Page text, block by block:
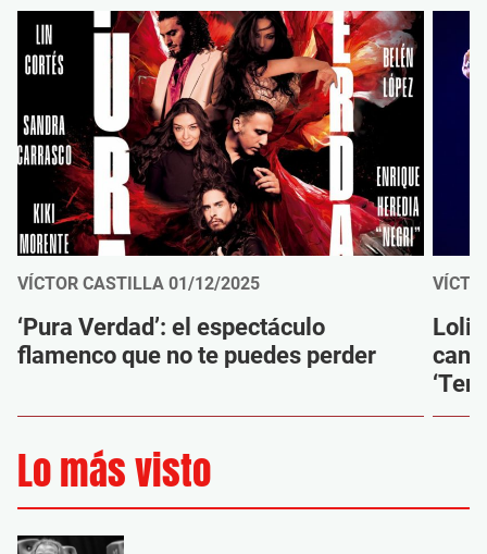
VÍCTOR CASTILLA 01/12/2025
‘Pura Verdad’: el espectáculo
flamenco que no te puedes perder
Lo más visto